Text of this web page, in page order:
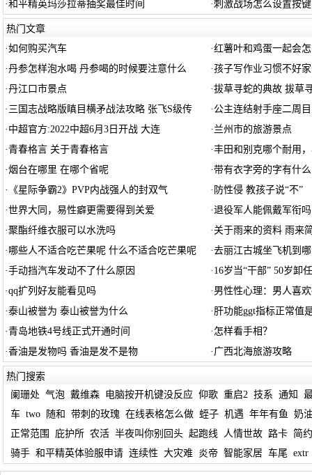
·和平精英玛莎拉蒂抽奖最佳时间 ·刺激战场怎么设置按
热门文章
·如何购买汽车 ·红薯叶和鸡蛋一起会
·丹参怎样泡水喝 丹参喝的时候要注意什么 ·孩子写作业习惯不好
·丹江口市景点 ·拔草寻蛇的典故 拔草
· 三国志战略版瞋目横矛战法攻略 张飞S级传 · 公主连结射手座二周
· 中超官方:2022中超6月3日开战 大连 · 兰州市的旅游景点
·青春格言 关于青春格言 ·丰田和别克哪个耐用
·烟台在哪里 在哪个省呢 ·带有衣字旁的字有什
· 《星际争霸2》PVP内战强人的封双气 · 防性侵 教孩子说“不”
·世界大同，易性癖更需要得到关爱 ·退役军人能佩戴军衔
·聚酯纤维衣服可以水洗吗 · 关于雨来的资料 雨来
· 哪些人不适合吃芒果呢 什么不适合吃芒果呢 ·去丽江古城坐飞机到
·手动挡汽车发动不了什么原因 · 16岁当“干部” 50岁卸
·qq扩列好友能看见吗 · 男性性心理：男人喜
·泰山被誉为 泰山被誉为什么 · 肝功能ggt指标正常值
·青岛地铁4号线正式开通时间 · 怎样看手相？
·香油是发物吗 香油是发不是物 · 广西北海旅游攻略
热门搜索
阑珊处 气泡 戴维森 电脑按开机键没反应 仰歌 重启2 技系 通知
车 two 随和 带刺的玫瑰 在线表格怎么做 蛭子 机遇 年年有鱼
奶
正常范围
庇护所 农活 半夜叫你别回头 起跑线 人情世故 路卡 简
骑手 和平精英体验服申请 连续性 大灾难 炎帝 智能家居 车尾 extr